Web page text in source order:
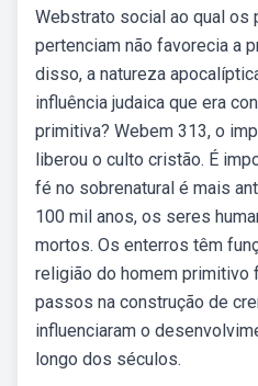
Webstrato social ao qual os
pertenciam não favorecia a
disso, a natureza
influência judaica que era
primitiva? Webem 313, o
liberou o culto cristão. É
fé no sobrenatural é mais
100 mil anos, os seres
mortos. Os enterros têm
religião do homem primitivo
passos na construção de
influenciaram o
longo dos séculos.